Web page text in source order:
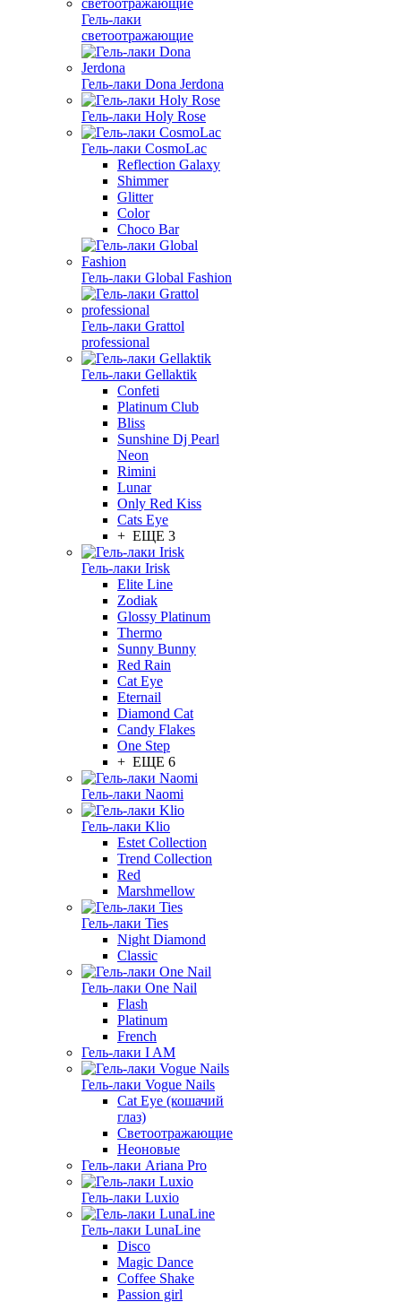
Гель-лаки
светоотражающие
Гель-лаки Dona Jerdona
Гель-лаки Holy Rose
Гель-лаки CosmoLac
Reflection Galaxy
Shimmer
Glitter
Color
Choco Bar
Гель-лаки Global Fashion
Гель-лаки Grattol
professional
Гель-лаки Gellaktik
Confeti
Platinum Club
Bliss
Sunshine Dj Pearl
Neon
Rimini
Lunar
Only Red Kiss
Cats Eye
+ ЕЩЕ 3
Гель-лаки Irisk
Elite Line
Zodiak
Glossy Platinum
Thermo
Sunny Bunny
Red Rain
Cat Eye
Eternail
Diamond Cat
Candy Flakes
One Step
+ ЕЩЕ 6
Гель-лаки Naomi
Гель-лаки Klio
Estet Collection
Trend Collection
Red
Marshmellow
Гель-лаки Ties
Night Diamond
Classic
Гель-лаки One Nail
Flash
Platinum
French
Гель-лаки I AM
Гель-лаки Vogue Nails
Cat Eye (кошачий
глаз)
Светоотражающие
Неоновые
Гель-лаки Ariana Pro
Гель-лаки Luxio
Гель-лаки LunaLine
Disco
Magic Dance
Coffee Shake
Passion girl